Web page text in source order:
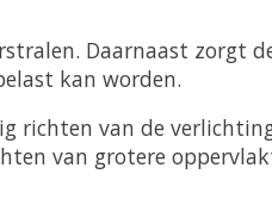
Daarnaast zorgt
kan worden.
richten van de
van grotere